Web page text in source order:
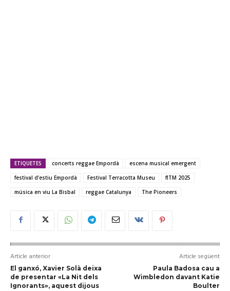
ETIQUETES concerts reggae Empordà
escena musical emergent
festival d’estiu Empordà
Festival Terracotta Museu
fITM 2025
música en viu La Bisbal
reggae Catalunya The Pioneers
Article anterior
El ganxó, Xavier Solà deixa
de presentar «La Nit dels
Ignorants», aquest dijous
Article següent
Paula Badosa cau a
Wimbledon davant Katie
Boulter